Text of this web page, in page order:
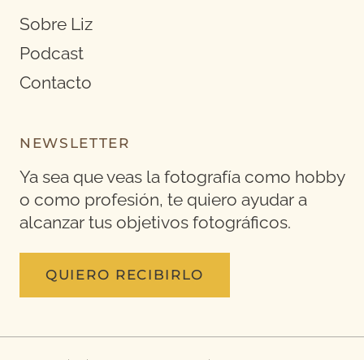
Sobre Liz
Podcast
Contacto
NEWSLETTER
Ya sea que veas la fotografía como hobby
o como profesión, te quiero ayudar a
alcanzar tus objetivos fotográficos.
QUIERO RECIBIRLO